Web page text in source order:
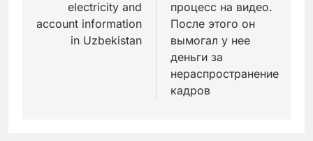
electricity and
account information
in Uzbekistan
процесс на видео.
После этого он
вымогал у нее
деньги за
нераспространение
кадров